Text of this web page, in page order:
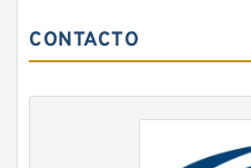
CONTACTO